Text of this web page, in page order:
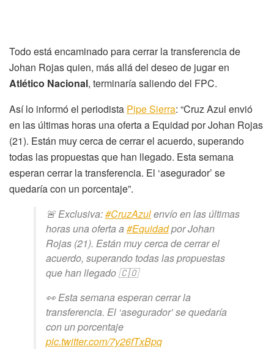
Todo está encaminado para cerrar la transferencia de
Johan Rojas quien, más allá del deseo de jugar en
Atlético Nacional, terminaría saliendo del FPC.
Así lo informó el periodista Pipe Sierra: “Cruz Azul envió
en las últimas horas una oferta a Equidad por Johan Rojas
(21). Están muy cerca de cerrar el acuerdo, superando
todas las propuestas que han llegado. Esta semana
esperan cerrar la transferencia. El ‘asegurador’ se
quedaría con un porcentaje”.
🚨 Exclusiva:#CruzAzulenvío en las últimas
horas una oferta a#Equidadpor Johan
Rojas (21). Están muy cerca de cerrar el
acuerdo, superando todas las propuestas
que han llegado 🇨🇴
👀 Esta semana esperan cerrar la
transferencia. El ‘asegurador’ se quedaría
con un porcentaje
pic.twitter.com/7y26fTxBpq